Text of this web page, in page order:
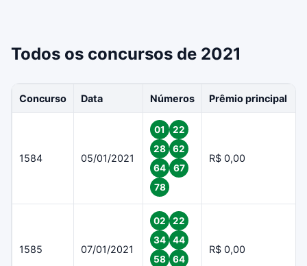
Todos os concursos de 2021
Concurso Data Números Prêmio principal
1584 05/01/2021
01
22
28
62
64
67
78
R$ 0,00
1585 07/01/2021
02
22
34
44
58
64
R$ 0,00